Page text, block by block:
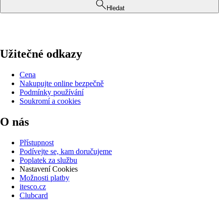
Hledat
Užitečné odkazy
Cena
Nakupujte online bezpečně
Podmínky používání
Soukromí a cookies
O nás
Přístupnost
Podívejte se, kam doručujeme
Poplatek za službu
Nastavení Cookies
Možnosti platby
itesco.cz
Clubcard